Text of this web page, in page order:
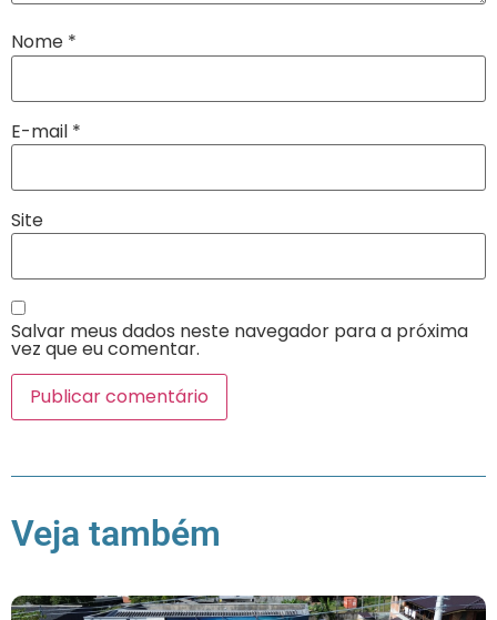
Nome *
E-mail *
Site
Salvar meus dados neste navegador para a próxima
vez que eu comentar.
Veja também